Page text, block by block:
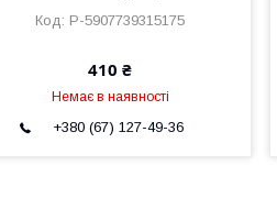
P-5907739315175
410 ₴
Немає в наявності
+380 (67) 127-49-36